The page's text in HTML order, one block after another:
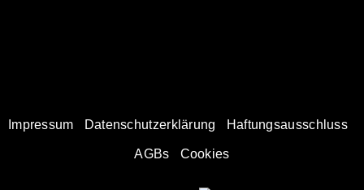
Impressum Datenschutzerklärung Haftungsausschluss
AGBs Cookies